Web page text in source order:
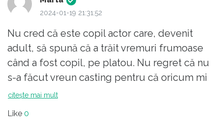
2024-01-19 21:31:52
Nu cred că este copil actor care, devenit
adult, să spună că a trăit vremuri frumoase
când a fost copil, pe platou. Nu regret că nu
s-a făcut vreun casting pentru că oricum mi
se pare că părinții de copii actori își vând
citește mai mult
Like 0